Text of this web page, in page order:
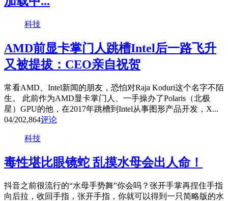
科技
AMD前显卡掌门人跳槽Intel后一路飞升
又被提拔：CEO亲自祝贺
常看AMD、Intel新闻的朋友，恐怕对Raja Koduri这个名字不陌
生。 此前作为AMD显卡掌门人、一手操办了Polaris（北极
星）GPU的他，在2017年跳槽到Intel从事图形产品开发，X...
04/202,864评论
科技
毒性堪比眼镜蛇 乱摸水母会出人命！
抖音之前很流行的“水母手势舞”你会吗？张开手掌再捏住手指
向后拉，收回手指，张开手指，你就可以得到一只简略版的水